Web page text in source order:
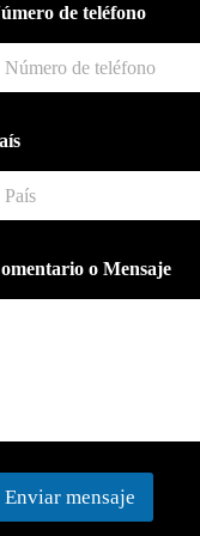
de teléfono
o Mensaje
Enviar mensaje